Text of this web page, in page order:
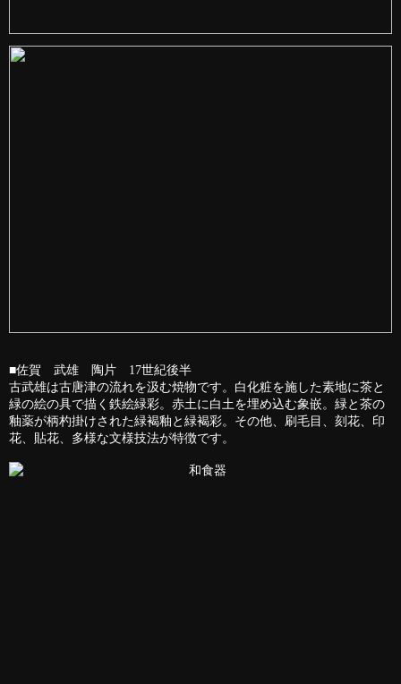
■佐賀 武雄 陶片 17世紀後半
古武雄は古唐津の流れを汲む焼物です。白化粧を施した素地に茶と
緑の絵の具で描く鉄絵緑彩。赤土に白土を埋め込む象嵌。緑と茶の
釉薬が柄杓掛けされた緑褐釉と緑褐彩。その他、刷毛目、刻花、印
花、貼花、多様な文様技法が特徴です。